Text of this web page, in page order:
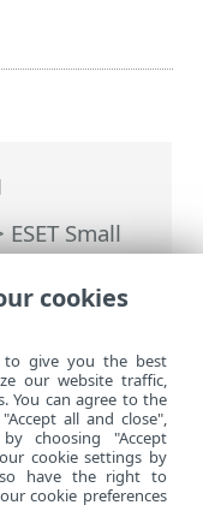
ESET Small
Business
істеу
шығулар
cookies
to give you the best
our website traffic,
You can agree to the
all and close",
choosing "Accept
cookie settings by
have the right to
cookie preferences